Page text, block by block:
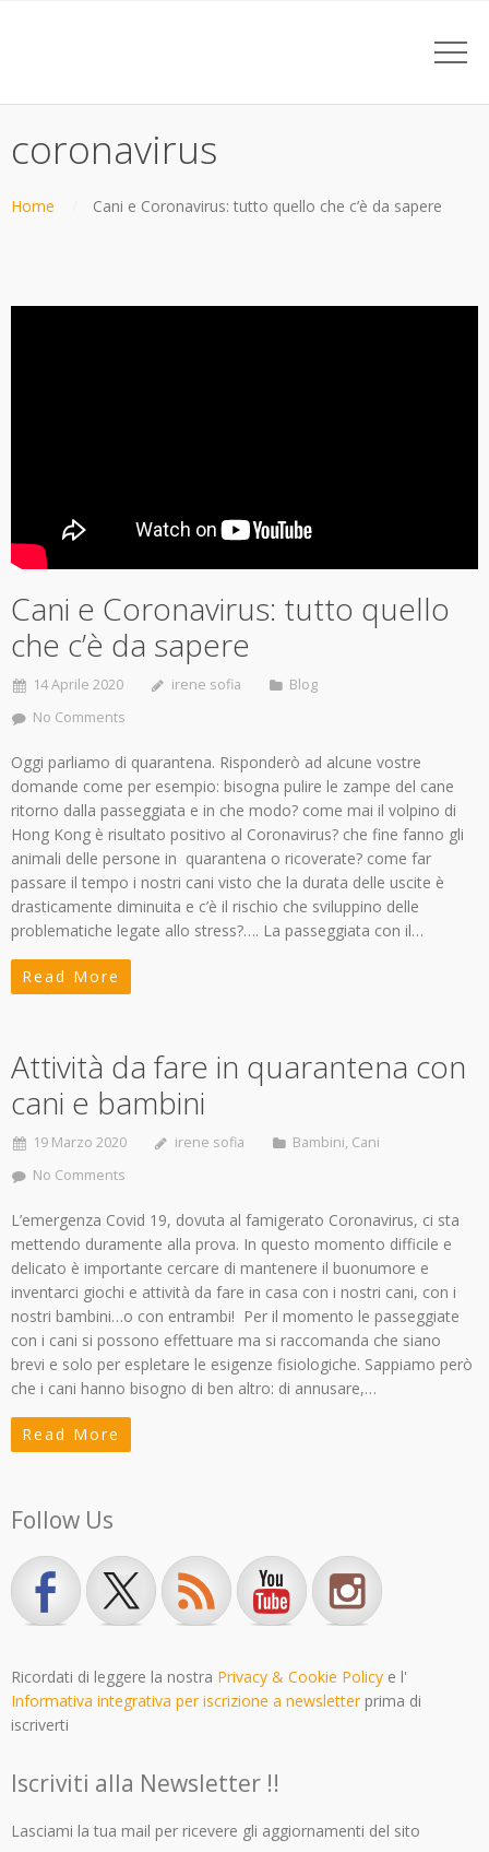
coronavirus
Home Cani e Coronavirus: tutto quello che c’è da sapere
Cani e Coronavirus: tutto quello
che c’è da sapere
14 Aprile 2020 irene sofia
Blog
No Comments
Oggi parliamo di quarantena. Risponderò ad alcune vostre
domande come per esempio: bisogna pulire le zampe del cane
ritorno dalla passeggiata e in che modo? come mai il volpino di
Hong Kong è risultato positivo al Coronavirus? che fine fanno gli
animali delle persone in quarantena o ricoverate? come far
passare il tempo i nostri cani visto che la durata delle uscite è
drasticamente diminuita e c’è il rischio che sviluppino delle
problematiche legate allo stress?…. La passeggiata con il…
Read More
Attività da fare in quarantena con
cani e bambini
19 Marzo 2020 irene sofia Bambini, Cani
No Comments
L’emergenza Covid 19, dovuta al famigerato Coronavirus, ci sta
mettendo duramente alla prova. In questo momento difficile e
delicato è importante cercare di mantenere il buonumore e
inventarci giochi e attività da fare in casa con i nostri cani, con i
nostri bambini…o con entrambi! Per il momento le passeggiate
con i cani si possono effettuare ma si raccomanda che siano
brevi e solo per espletare le esigenze fisiologiche. Sappiamo però
che i cani hanno bisogno di ben altro: di annusare,…
Read More
Follow Us
Ricordati di leggere la nostra Privacy & Cookie Policy e l'
Informativa integrativa per iscrizione a newsletterprima di
iscriverti
Iscriviti alla Newsletter !!
Lasciami la tua mail per ricevere gli aggiornamenti del sito